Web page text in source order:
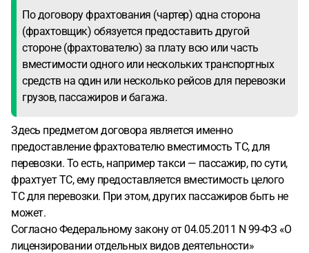
По договору фрахтования (чартер) одна сторона
(фрахтовщик) обязуется предоставить другой
стороне (фрахтователю) за плату всю или часть
вместимости одного или нескольких транспортных
средств на один или несколько рейсов для перевозки
грузов, пассажиров и багажа.
Здесь предметом договора является именно
предоставление фрахтователю вместимость ТС, для
перевозки. То есть, например такси — пассажир, по сути,
фрахтует ТС, ему предоставляется вместимость целого
ТС для перевозки. При этом, других пассажиров быть не
может.
Согласно Федеральному закону от 04.05.2011 N 99-ФЗ «О
лицензировании отдельных видов деятельности»